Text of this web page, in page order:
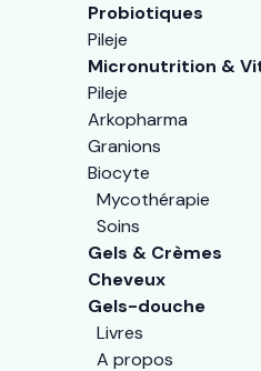
Probiotiques
Pileje
Micronutrition &
Pileje
Arkopharma
Granions
Biocyte
Mycothérapie
Soins
Gels & Crèmes
Cheveux
Gels-douche
Livres
A propos